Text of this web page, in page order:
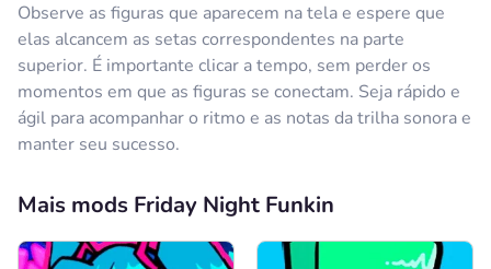
Observe as figuras que aparecem na tela e espere que
elas alcancem as setas correspondentes na parte
superior. É importante clicar a tempo, sem perder os
momentos em que as figuras se conectam. Seja rápido e
ágil para acompanhar o ritmo e as notas da trilha sonora e
manter seu sucesso.
Mais mods Friday Night Funkin